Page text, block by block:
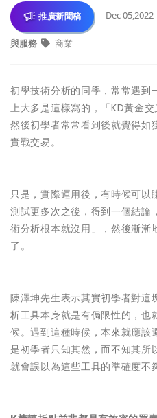
推廣新聞稿 Dec 05,2022
與服務 商業
初學技術分析的同學，常常遇到
上大多是這樣寫的，「KD黃金交
然後初學者常常看到後就覺得如
實戰交易。
只是，實際運用後，有時候可以
測試更多次之後，得到一個結論
術分析根本就沒用」，然後漸漸
了。
陳澤坤先生表示其實初學者對這
析工具本身就是有侷限性的，也
候。遇到這種時候，本來就應該
是初學者只知其然，而不知其所
就會誤以為這些工具的準確度不